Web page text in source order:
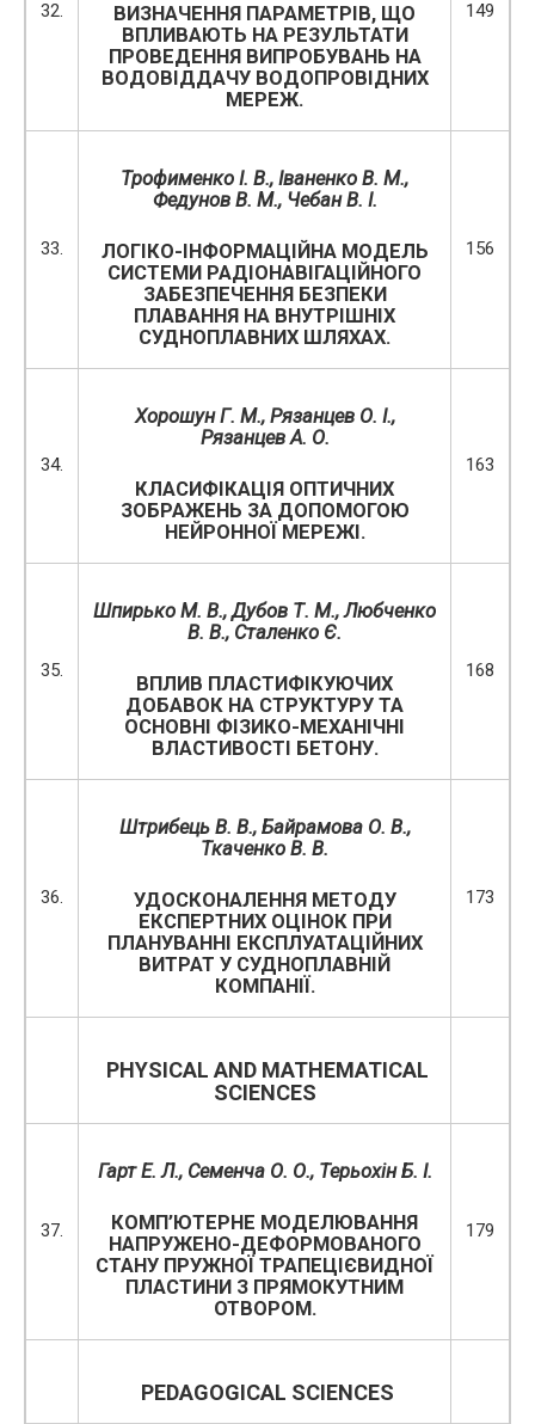
32.
ВИЗНАЧЕННЯ ПАРАМЕТРІВ, ЩО
ВПЛИВАЮТЬ НА РЕЗУЛЬТАТИ
ПРОВЕДЕННЯ ВИПРОБУВАНЬ НА
ВОДОВІДДАЧУ ВОДОПРОВІДНИХ
МЕРЕЖ.
149
33.
Трофименко І. В., Іваненко В. М.,
Федунов В. М., Чебан В. І.
ЛОГІКО-ІНФОРМАЦІЙНА МОДЕЛЬ
СИСТЕМИ РАДІОНАВІГАЦІЙНОГО
ЗАБЕЗПЕЧЕННЯ БЕЗПЕКИ
ПЛАВАННЯ НА ВНУТРІШНІХ
СУДНОПЛАВНИХ ШЛЯХАХ.
156
34.
Хорошун Г. М., Рязанцев О. І.,
Рязанцев А. О.
КЛАСИФІКАЦІЯ ОПТИЧНИХ
ЗОБРАЖЕНЬ ЗА ДОПОМОГОЮ
НЕЙРОННОЇ МЕРЕЖІ.
163
35.
Шпирько М. В., Дубов Т. М., Любченко
В. В., Сталенко Є.
ВПЛИВ ПЛАСТИФІКУЮЧИХ
ДОБАВОК НА СТРУКТУРУ ТА
ОСНОВНІ ФІЗИКО-МЕХАНІЧНІ
ВЛАСТИВОСТІ БЕТОНУ.
168
36.
Штрибець В. В., Байрамова О. В.,
Ткаченко В. В.
УДОСКОНАЛЕННЯ МЕТОДУ
ЕКСПЕРТНИХ ОЦІНОК ПРИ
ПЛАНУВАННІ ЕКСПЛУАТАЦІЙНИХ
ВИТРАТ У СУДНОПЛАВНІЙ
КОМПАНІЇ.
173
PHYSICAL AND MATHEMATICAL
SCIENCES
37.
Гарт Е. Л., Семенча О. О., Терьохін Б. І.
КОМП’ЮТЕРНЕ МОДЕЛЮВАННЯ
НАПРУЖЕНО-ДЕФОРМОВАНОГО
СТАНУ ПРУЖНОЇ ТРАПЕЦІЄВИДНОЇ
ПЛАСТИНИ З ПРЯМОКУТНИМ
ОТВОРОМ.
179
PEDAGOGICAL SCIENCES